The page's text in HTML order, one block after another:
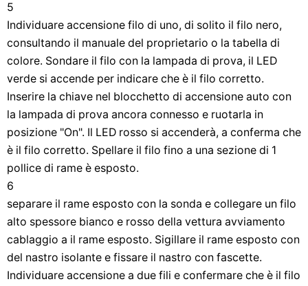
5
Individuare accensione filo di uno, di solito il filo nero,
consultando il manuale del proprietario o la tabella di
colore. Sondare il filo con la lampada di prova, il LED
verde si accende per indicare che è il filo corretto.
Inserire la chiave nel blocchetto di accensione auto con
la lampada di prova ancora connesso e ruotarla in
posizione "On". Il LED rosso si accenderà, a conferma che
è il filo corretto. Spellare il filo fino a una sezione di 1
pollice di rame è esposto.
6
separare il rame esposto con la sonda e collegare un filo
alto spessore bianco e rosso della vettura avviamento
cablaggio a il rame esposto. Sigillare il rame esposto con
del nastro isolante e fissare il nastro con fascette.
Individuare accensione a due fili e confermare che è il filo